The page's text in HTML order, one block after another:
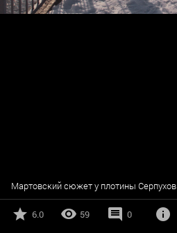
Мартовский сюжет у плотины Серпухов
6.0 59 0